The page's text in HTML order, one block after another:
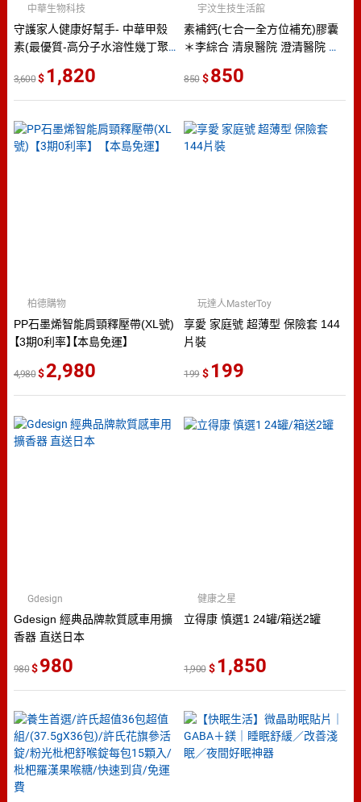
守護家人健康好幫手- 中華甲殼
素(最優質-高分子水溶性幾丁聚
中華生物科技
3,600 1,820
素補鈣(七合一全方位補充)膠囊
＊李綜合 清泉醫院 澄清醫院 彰
素D 素食 奶素 CPP CBP 維生素
K
宇汶生技生活館
850 850
PP石墨烯智能肩頸釋壓帶(XL號)
【3期0利率】【本島免運】
柏德購物
4,980 2,980
享愛 家庭號 超薄型 保險套 144
片裝
玩達人MasterToy
199 199
Gdesign 經典品牌款質感車用擴
香器 直送日本
Gdesign
980 980
立得康 慎選1 24罐/箱送2罐
健康之星
1,900 1,850